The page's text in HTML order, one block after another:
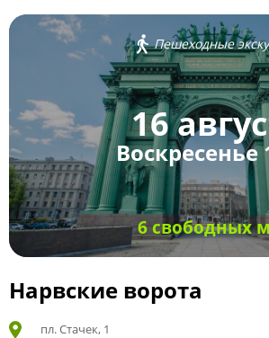
Пешеходные
16
Воскресенье
6 свободных
Нарвские ворота
пл. Стачек, 1